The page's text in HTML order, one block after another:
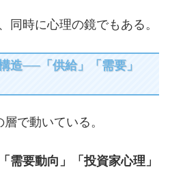
同時に心理の鏡でもある。
造──「供給」「需要」
で動いている。
需要動向」「投資家心理」